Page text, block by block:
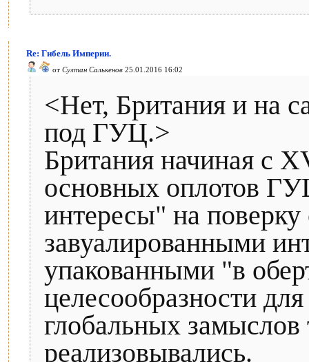
Re: Гибель Империи.
от Султан Салькенов 25.01.2016 16:02
<Нет, Британия и на
под ГУЦ.>
Британия начиная с
основных оплотов
интересы" на поверку
завуалированными
упакованными "в
целесообразности
глобальных замыслов
реализовывались.